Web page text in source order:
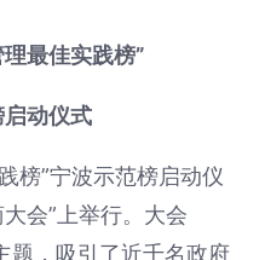
最佳实践榜”
动仪式
榜”宁波示范榜启动仪
会”上举行。大会
题，吸引了近千名政府